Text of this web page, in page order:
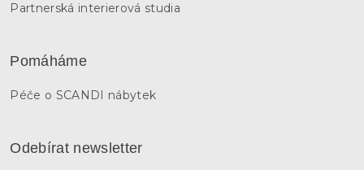
Partnerská interierová studia
Pomáháme
Péče o SCANDI nábytek
Odebírat newsletter